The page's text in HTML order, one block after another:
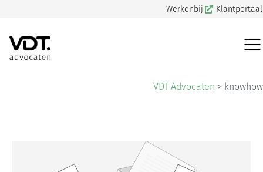
Werkenbij Klantportaal
VDT Advocaten > knowhow